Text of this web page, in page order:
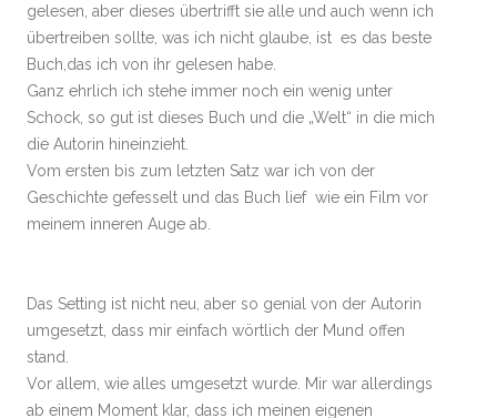
gelesen, aber dieses übertrifft sie alle und auch wenn ich
übertreiben sollte, was ich nicht glaube, ist es das beste
Buch,das ich von ihr gelesen habe.
Ganz ehrlich ich stehe immer noch ein wenig unter
Schock, so gut ist dieses Buch und die „Welt“ in die mich
die Autorin hineinzieht.
Vom ersten bis zum letzten Satz war ich von der
Geschichte gefesselt und das Buch lief wie ein Film vor
meinem inneren Auge ab.
Das Setting ist nicht neu, aber so genial von der Autorin
umgesetzt, dass mir einfach wörtlich der Mund offen
stand.
Vor allem, wie alles umgesetzt wurde. Mir war allerdings
ab einem Moment klar, dass ich meinen eigenen